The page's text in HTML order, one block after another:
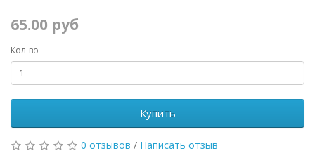
65.00 руб
Кол-во
Купить
0 отзывов / Написать отзыв